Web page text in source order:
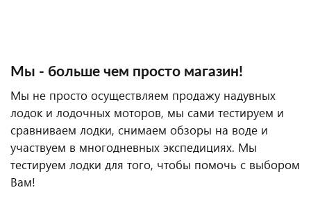
Мы - больше чем просто магазин!
Мы не просто осуществляем продажу надувных
лодок и лодочных моторов, мы сами тестируем и
сравниваем лодки, снимаем обзоры на воде и
участвуем в многодневных экспедициях. Мы
тестируем лодки для того, чтобы помочь с выбором
Вам!